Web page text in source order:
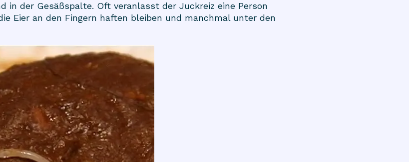
in der Gesäßspalte. Oft veranlasst der Juckreiz eine Person
Eier an den Fingern haften bleiben und manchmal unter den